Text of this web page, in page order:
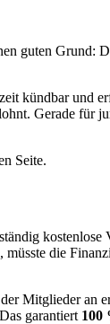
guten Grund:
kündbar
Gerade für
Seite.
die
Mitglieder
garantiert 100